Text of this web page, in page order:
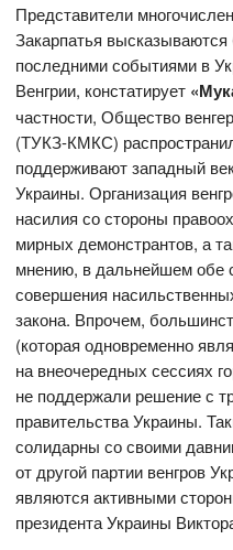
Представители
Закарпатья
последними событиями в
Венгрии, констатирует
частности, Общество
(ТУКЗ-КМКС)
поддерживают западный
Украины. Организация
насилия со стороны
мирных демонстрантов, а
мнению, в дальнейшем обе
совершения
закона. Впрочем,
(которая одновременно
на внеочередных сессиях
не поддержали решение с
правительства Украины.
солидарны со своими
от другой партии венгров
являются активными
президента Украины